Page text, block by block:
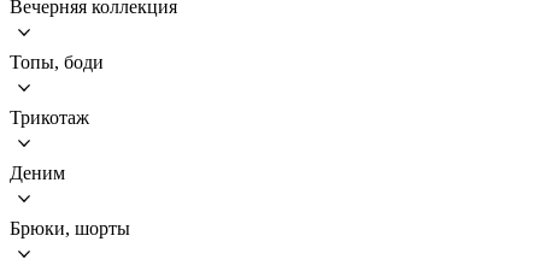
Вечерняя коллекция
Топы, боди
Трикотаж
Деним
Брюки, шорты